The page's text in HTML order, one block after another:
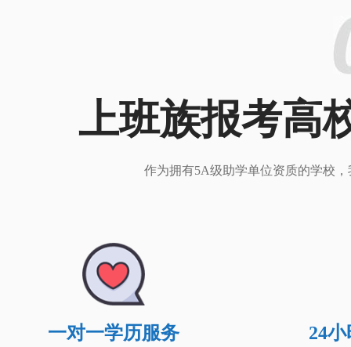
上班族报考高
作为拥有5A级助学单位资质的学校
一对一学历服务 24